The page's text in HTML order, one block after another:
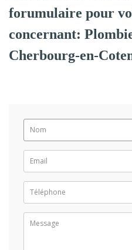
forumulaire pour
concernant:
Cherbourg-en-